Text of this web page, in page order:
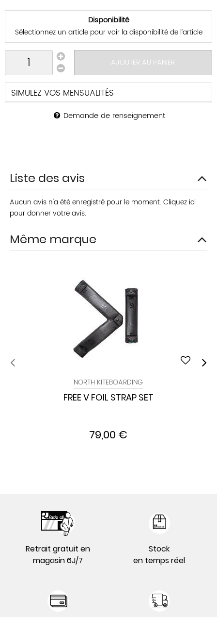
Disponibilité
Sélectionnez un article pour voir la disponibilité de l’article
AJOUTER AU PANIER
SIMULEZ VOS MENSUALITÉS
Demande de renseignement
Liste des avis
Aucun avis n'a été enregistré pour le moment. Cliquez ici
pour donner votre avis.
Même marque
NORTH KITEBOARDING
FREE V FOIL STRAP SET
79,00 €
Retrait gratuit en
magasin 6J/7
Stock
en temps réel